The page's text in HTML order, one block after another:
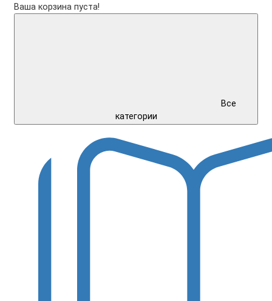
Ваша корзина пуста!
Все
категории